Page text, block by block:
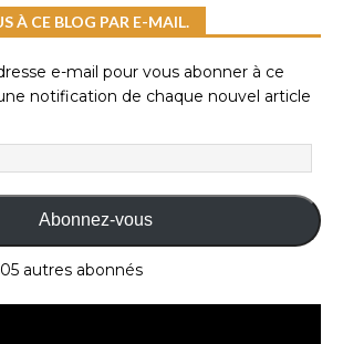
À CE BLOG PAR E-MAIL.
e-mail pour vous abonner à ce
notification de chaque nouvel article
Abonnez-vous
autres abonnés